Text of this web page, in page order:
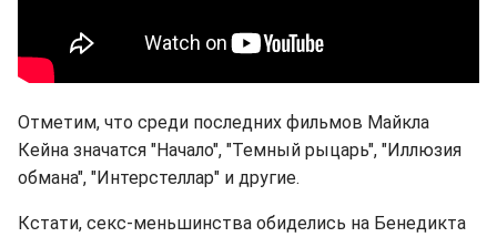
Отметим, что среди последних фильмов Майкла
Кейна значатся "Начало", "Темный рыцарь", "Иллюзия
обмана", "Интерстеллар" и другие.
Кстати, секс-меньшинства обиделись на Бенедикта